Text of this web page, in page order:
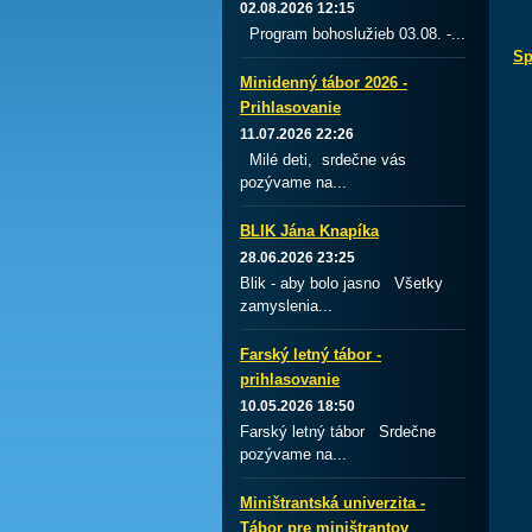
02.08.2026 12:15
Program bohoslužieb 03.08. -...
Minidenný tábor 2026 -
Prihlasovanie
11.07.2026 22:26
Milé deti, srdečne vás
pozývame na...
BLIK Jána Knapíka
28.06.2026 23:25
Blik - aby bolo jasno Všetky
zamyslenia...
Farský letný tábor -
prihlasovanie
10.05.2026 18:50
Farský letný tábor Srdečne
pozývame na...
Miništrantská univerzita -
Tábor pre miništrantov